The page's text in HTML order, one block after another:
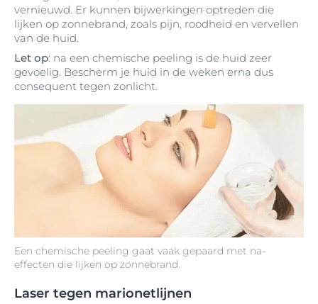
vernieuwd. Er kunnen bijwerkingen optreden die
lijken op zonnebrand, zoals pijn, roodheid en vervellen
van de huid.
Let op: na een chemische peeling is de huid zeer
gevoelig. Bescherm je huid in de weken erna dus
consequent tegen zonlicht.
Een chemische peeling gaat vaak gepaard met na-
effecten die lijken op zonnebrand.
Laser tegen marionetlijnen